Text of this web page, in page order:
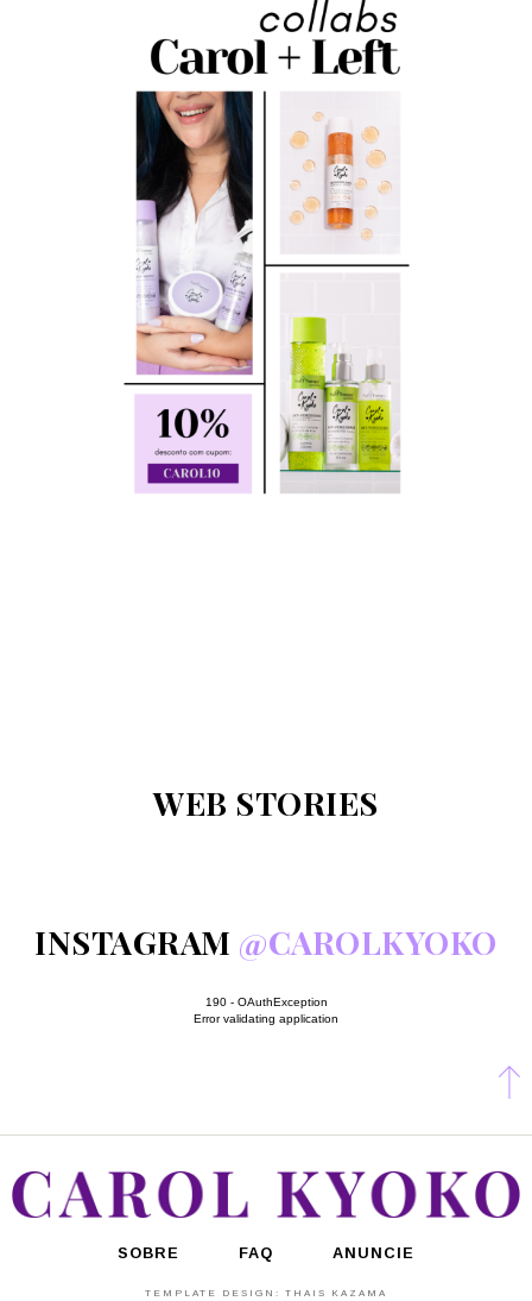
WEB STORIES
INSTAGRAM @CAROLKYOKO
190 - OAuthException
Error validating application
SOBRE FAQ ANUNCIE
TEMPLATE DESIGN: THAIS KAZAMA